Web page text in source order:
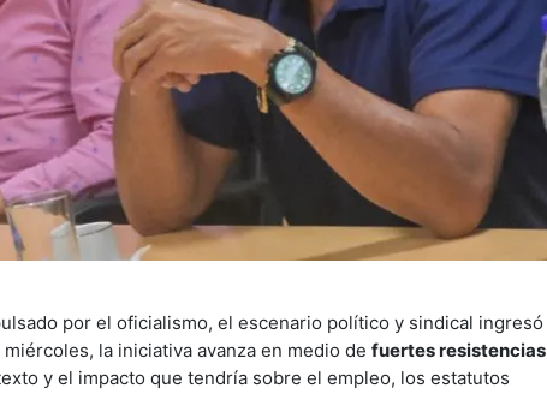
por el oficialismo, el escenario político y sindical ingresó
la iniciativa avanza en medio de fuertes resistencias
y el impacto que tendría sobre el empleo, los estatutos